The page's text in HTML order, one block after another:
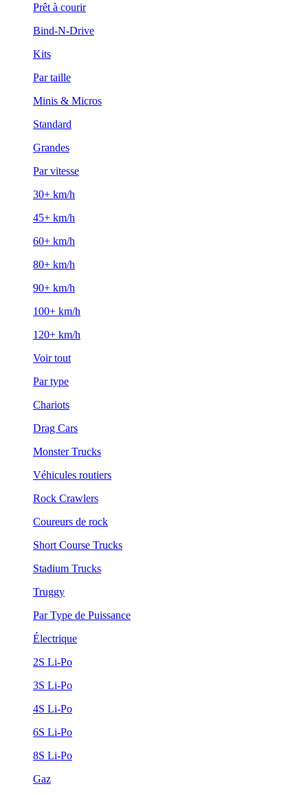
Prêt à courir
Bind-N-Drive
Kits
Par taille
Minis & Micros
Standard
Grandes
Par vitesse
30+ km/h
45+ km/h
60+ km/h
80+ km/h
90+ km/h
100+ km/h
120+ km/h
Voir tout
Par type
Chariots
Drag Cars
Monster Trucks
Véhicules routiers
Rock Crawlers
Coureurs de rock
Short Course Trucks
Stadium Trucks
Truggy
Par Type de Puissance
Électrique
2S Li-Po
3S Li-Po
4S Li-Po
6S Li-Po
8S Li-Po
Gaz